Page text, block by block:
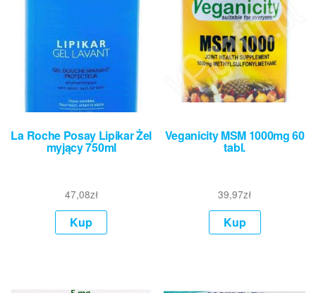
La Roche Posay Lipikar Żel
myjący 750ml
47,08zł
Kup
Veganicity MSM 1000mg 60
tabl.
39,97zł
Kup